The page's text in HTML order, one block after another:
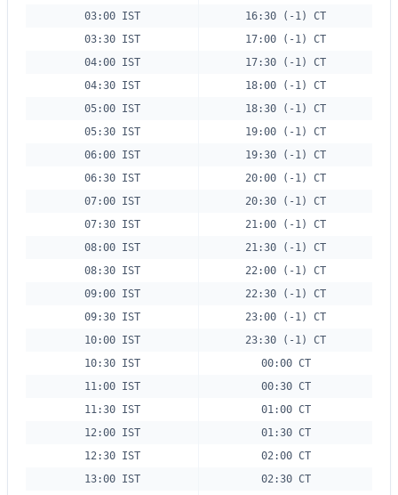
03:00 IST
16:30 (-1) CT
03:30 IST
17:00 (-1) CT
04:00 IST
17:30 (-1) CT
04:30 IST
18:00 (-1) CT
05:00 IST
18:30 (-1) CT
05:30 IST
19:00 (-1) CT
06:00 IST
19:30 (-1) CT
06:30 IST
20:00 (-1) CT
07:00 IST
20:30 (-1) CT
07:30 IST
21:00 (-1) CT
08:00 IST
21:30 (-1) CT
08:30 IST
22:00 (-1) CT
09:00 IST
22:30 (-1) CT
09:30 IST
23:00 (-1) CT
10:00 IST
23:30 (-1) CT
10:30 IST
00:00 CT
11:00 IST
00:30 CT
11:30 IST
01:00 CT
12:00 IST
01:30 CT
12:30 IST
02:00 CT
13:00 IST
02:30 CT